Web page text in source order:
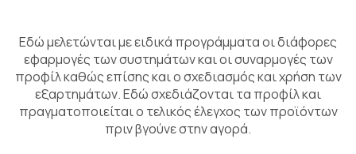
Εδώ μελετώνται με ειδικά προγράμματα οι διάφορες
εφαρμογές των συστημάτων και οι συναρμογές των
προφίλ καθώς επίσης και ο σχεδιασμός και χρήση των
εξαρτημάτων. Εδώ σχεδιάζονται τα προφίλ και
πραγματοποιείται ο τελικός έλεγχος των προϊόντων
πριν βγούνε στην αγορά.